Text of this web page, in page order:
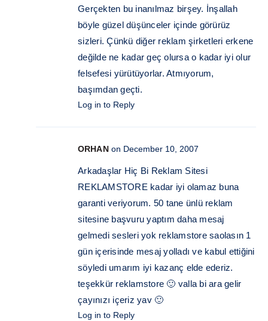
Gerçekten bu inanılmaz birşey. İnşallah
böyle güzel düşünceler içinde görürüz
sizleri. Çünkü diğer reklam şirketleri erkene
değilde ne kadar geç olursa o kadar iyi olur
felsefesi yürütüyorlar. Atmıyorum,
başımdan geçti.
Log in to Reply
ORHAN on December 10, 2007
Arkadaşlar Hiç Bi Reklam Sitesi
REKLAMSTORE kadar iyi olamaz buna
garanti veriyorum. 50 tane ünlü reklam
sitesine başvuru yaptım daha mesaj
gelmedi sesleri yok reklamstore saolasın 1
gün içerisinde mesaj yolladı ve kabul ettiğini
söyledi umarım iyi kazanç elde ederiz.
teşekkür reklamstore 🙂 valla bi ara gelir
çayınızı içeriz yav 🙂
Log in to Reply